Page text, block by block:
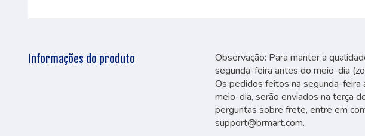
Informações do produto
Observação: Para manter a
segunda-feira antes do meio-dia
Os pedidos feitos na segunda-
meio-dia, serão enviados na terça
perguntas sobre frete, entre em
support@brmart.com.